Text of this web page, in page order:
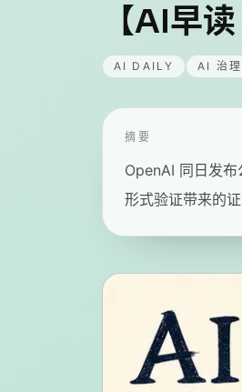
【AI早
AI DAILY AI 治理
摘要
OpenAI 同日发
形式验证带来的